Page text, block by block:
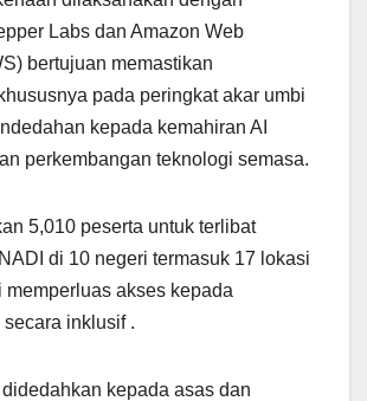
Labs dan Amazon Web
bertujuan memastikan
pada peringkat akar umbi
kepada kemahiran AI
perkembangan teknologi semasa.
5,010 peserta untuk terlibat
di 10 negeri termasuk 17 lokasi
memperluas akses kepada
secara inklusif .
kepada asas dan